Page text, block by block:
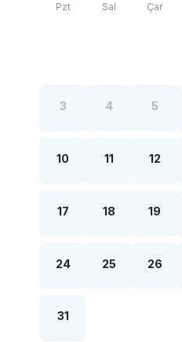
Pzt Sal Çar
3 4 5
10 11 12
17 18 19
24 25 26
31